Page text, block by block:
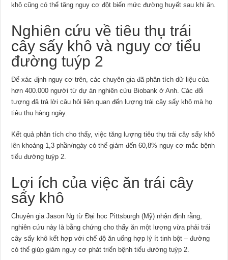
khô cũng có thể tăng nguy cơ đột biến mức đường huyết sau khi ăn.
Nghiên cứu về tiêu thụ trái
cây sấy khô và nguy cơ tiểu
đường tuýp 2
Để xác định nguy cơ trên, các chuyên gia đã phân tích dữ liệu của
hơn 400.000 người từ dự án nghiên cứu Biobank ở Anh. Các đối
tượng đã trả lời câu hỏi liên quan đến lượng trái cây sấy khô mà họ
tiêu thụ hàng ngày.
Kết quả phân tích cho thấy, việc tăng lượng tiêu thụ trái cây sấy khô
lên khoảng 1,3 phần/ngày có thể giảm đến 60,8% nguy cơ mắc bệnh
tiểu đường tuýp 2.
Lợi ích của việc ăn trái cây
sấy khô
Chuyên gia Jason Ng từ Ðại học Pittsburgh (Mỹ) nhận định rằng,
nghiên cứu này là bằng chứng cho thấy ăn một lượng vừa phải trái
cây sấy khô kết hợp với chế độ ăn uống hợp lý ít tinh bột – đường
có thể giúp giảm nguy cơ phát triển bệnh tiểu đường tuýp 2.